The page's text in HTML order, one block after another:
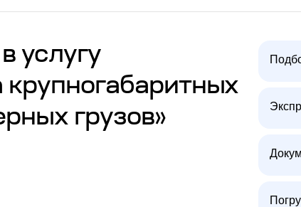
услугу
крупногабаритных
грузов»